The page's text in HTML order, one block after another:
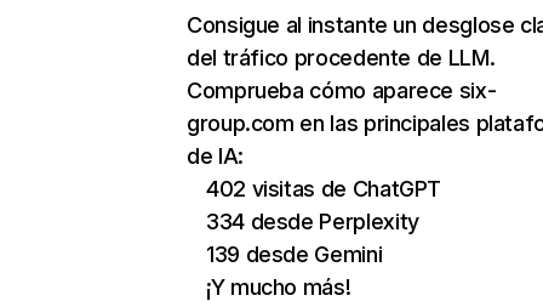
Consigue al instante un desglose
del tráfico procedente de LLM.
Comprueba cómo aparece six-
group.com en las principales
de IA:
402 visitas de ChatGPT
334 desde Perplexity
139 desde Gemini
¡Y mucho más!